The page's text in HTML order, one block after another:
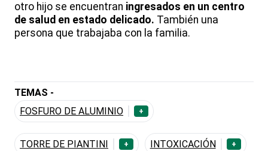
otro hijo se encuentran ingresados en un centro
de salud en estado delicado. También una
persona que trabajaba con la familia.
TEMAS -
FOSFURO DE ALUMINIO
+
TORRE DE PIANTINI + INTOXICACIÓN +